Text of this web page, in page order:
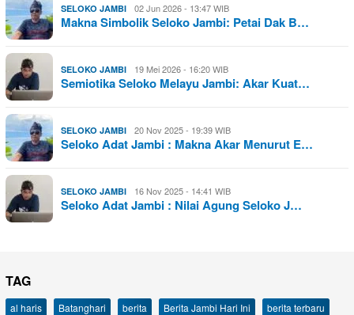
SELOKO JAMBI 02 Jun 2026 - 13:47 WIB
Makna Simbolik Seloko Jambi: Petai Dak B…
SELOKO JAMBI 19 Mei 2026 - 16:20 WIB
Semiotika Seloko Melayu Jambi: Akar Kuat…
SELOKO JAMBI 20 Nov 2025 - 19:39 WIB
Seloko Adat Jambi : Makna Akar Menurut E…
SELOKO JAMBI 16 Nov 2025 - 14:41 WIB
Seloko Adat Jambi : Nilai Agung Seloko J…
TAG
al haris Batanghari berita Berita Jambi Hari Ini
berita terbaru